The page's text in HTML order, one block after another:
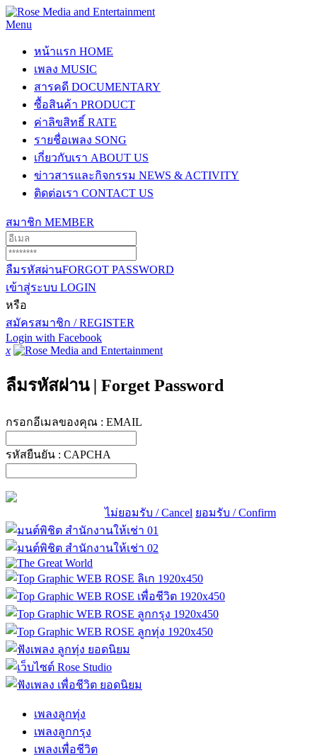
Menu
หน้าแรก HOME
เพลง MUSIC
สารคดี DOCUMENTARY
ซื้อสินค้า PRODUCT
ค่าลิขสิทธิ์ RATE
รายชื่อเพลง SONG
เกี่ยวกับเรา ABOUT US
ข่าวสารและกิจกรรม NEWS & ACTIVITY
ติดต่อเรา CONTACT US
สมาชิก MEMBER
ลืมรหัสผ่านFORGOT PASSWORD
เข้าสู่ระบบ LOGIN
หรือ
สมัครสมาชิก / REGISTER
Login with Facebook
x
ลืมรหัสผ่าน | Forget Password
กรอกอีเมลของคุณ : EMAIL
รหัสยืนยัน : CAPCHA
ไม่ยอมรับ / Cancel ยอมรับ / Confirm
เพลงลูกทุ่ง
เพลงลูกกรุง
เพลงเพื่อชีวิต